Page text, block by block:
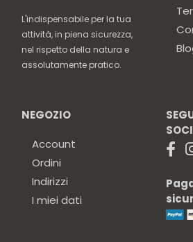
L'indispensabile per la tua
attività, in piena sicurezza,
nel rispetto della natura e
assolutamente pratico.
NEGOZIO
Account
Ordini
Indirizzi
I miei dati